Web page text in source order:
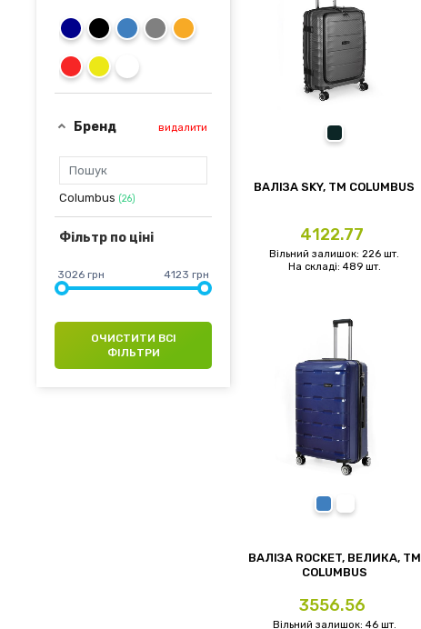
Бренд видалити
Columbus (26)
Фільтр по ціні
3026 грн 4123 грн
ОЧИСТИТИ ВСІ
ФІЛЬТРИ
ВАЛІЗА SKY, TM COLUMBUS
Ціна
4122.77
Вільний залишок: 226 шт.
На складі: 489 шт.
ВАЛІЗА ROCKET, ВЕЛИКА, TM
COLUMBUS
Ціна
3556.56
Вільний залишок: 46 шт.